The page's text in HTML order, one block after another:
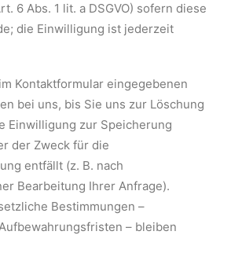
6 Abs. 1 lit. a DSGVO) sofern diese
die Einwilligung ist jederzeit
Kontaktformular eingegebenen
bei uns, bis Sie uns zur Löschung
Einwilligung zur Speicherung
der Zweck für die
entfällt (z. B. nach
Bearbeitung Ihrer Anfrage).
Bestimmungen –
– bleiben